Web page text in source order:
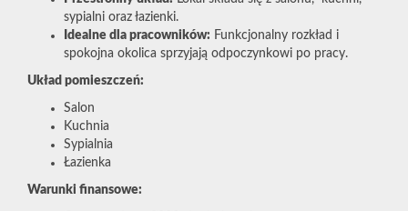
sypialni oraz łazienki.
Idealne dla pracowników: Funkcjonalny rozkład i
spokojna okolica sprzyjają odpoczynkowi po pracy.
Układ pomieszczeń:
Salon
Kuchnia
Sypialnia
Łazienka
Warunki finansowe: